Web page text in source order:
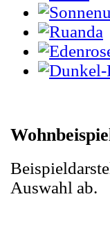
Auswahl ab.